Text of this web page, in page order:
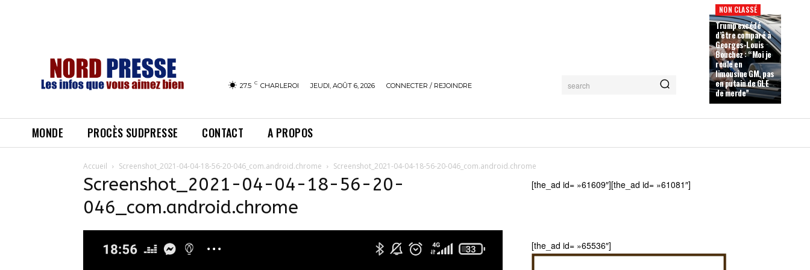
27.5 C CHARLEROI JEUDI, AOÛT 6, 2026 CONNECTER / REJOINDRE search
NON CLASSÉ
Trump excédé
d’être comparé à
Georges-Louis
Bouchez : “Moi je
roule en
limousine GM, pas
en putain de GLE
de merde”
MONDE PROCÈS SUDPRESSE CONTACT A PROPOS
Accueil Screenshot_2021-04-04-18-56-20-046_com.android.chrome Screenshot_2021-04-04-18-56-20-046_com.android.chrome
Screenshot_2021-04-04-18-56-20-
046_com.android.chrome
[the_ad id= »61609″][the_ad id= »61081″]
[the_ad id= »65536″]